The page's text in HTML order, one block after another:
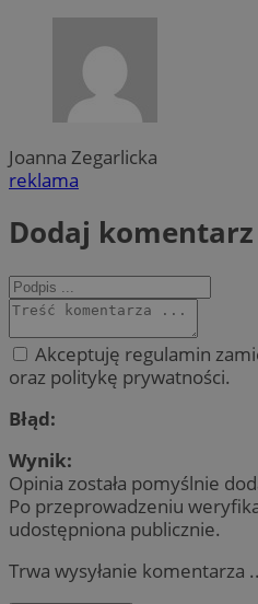
Joanna Zegarlicka
reklama
Dodaj komentarz
Akceptuję regulamin
oraz politykę prywatności.
Błąd:
Wynik:
Opinia została pomyślnie
Po przeprowadzeniu
udostępniona publicznie.
Trwa wysyłanie komentarza